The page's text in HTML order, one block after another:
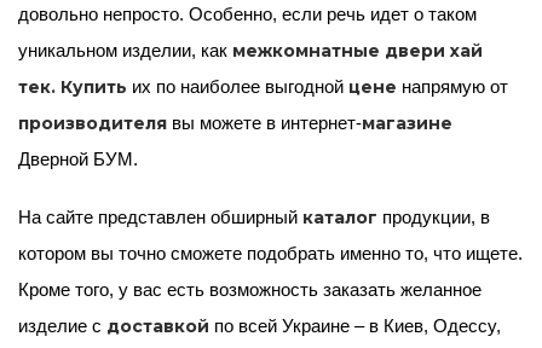
довольно непросто. Особенно, если речь идет о таком
уникальном изделии, как межкомнатные двери хай
тек. Купить их по наиболее выгодной цене напрямую от
производителя вы можете в интернет-магазине
Дверной БУМ.
На сайте представлен обширный каталог продукции, в
котором вы точно сможете подобрать именно то, что ищете.
Кроме того, у вас есть возможность заказать желанное
изделие с доставкой по всей Украине – в Киев, Одессу,